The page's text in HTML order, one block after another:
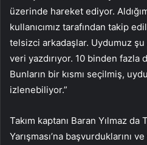
üzerinde hareket ediyor.
kullanıcımız tarafından takip
telsizci arkadaşlar. Uydumuz
veri yazdırıyor. 10 binden fazla
Bunların bir kısmı seçilmiş,
izlenebiliyor.”
Takım kaptanı Baran Yılmaz
Yarışması’na başvurduklarını